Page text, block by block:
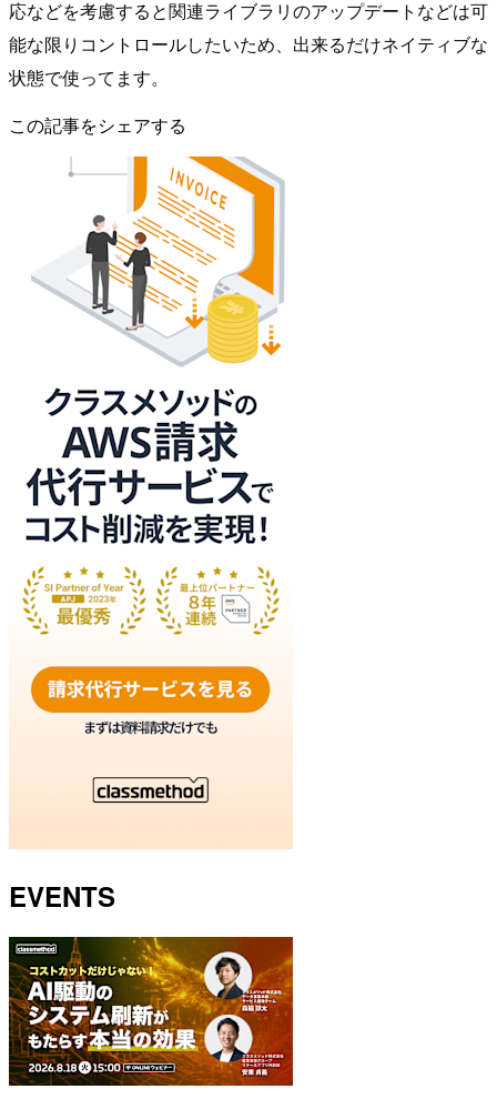
応などを考慮すると関連ライブラリのアップデートなどは可
能な限りコントロールしたいため、出来るだけネイティブな
状態で使ってます。
この記事をシェアする
EVENTS